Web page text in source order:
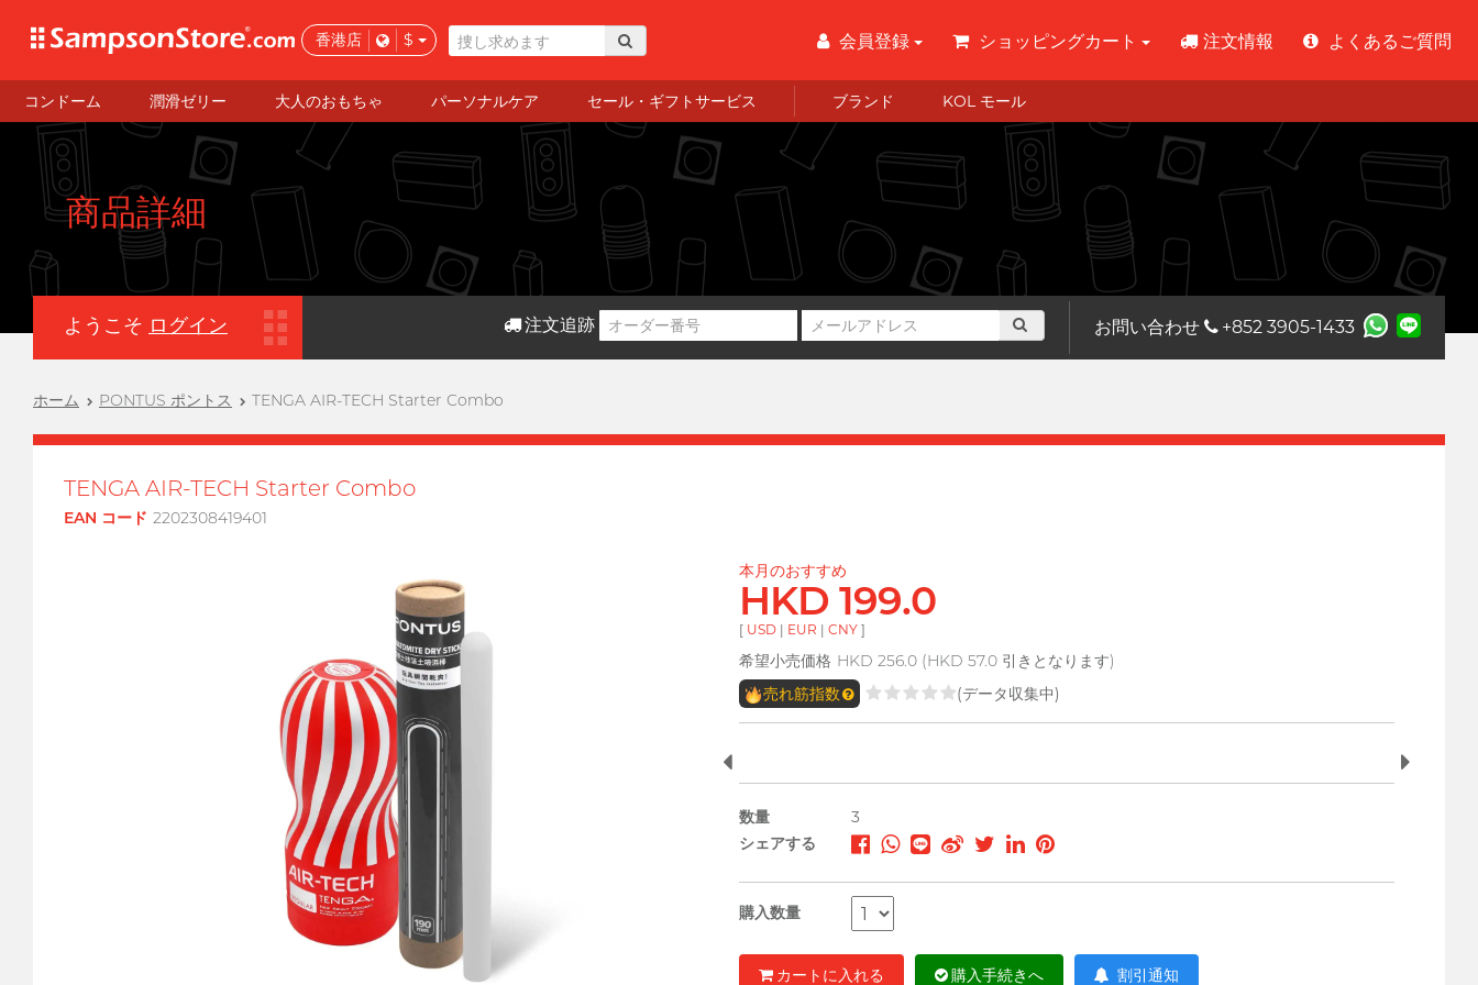
香港店 $ 会員登録 ショッピングカート 注文情報 よくあるご質問
コンドーム 潤滑ゼリー 大人のおもちゃ パーソナルケア セール・ギフトサービス ブランド KOL モール
商品詳細
ようこそ ログイン 注文追跡 お問い合わせ +852 3905-1433
ホーム PONTUS ポントス TENGA AIR-TECH Starter Combo
TENGA AIR-TECH Starter Combo
EAN コード 2202308419401
本月のおすすめ
HKD 199.0
[ USD | EUR | CNY ]
希望小売価格 HKD 256.0 (HKD 57.0 引きとなります)
売れ筋指数
(データ収集中)
数量
3
シェアする
購入数量
カートに入れる 購入手続きへ 割引通知